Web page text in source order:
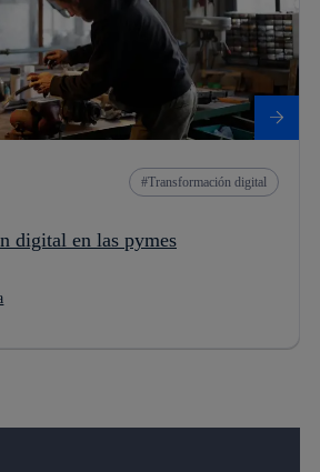
Transformación digital
digital en las pymes